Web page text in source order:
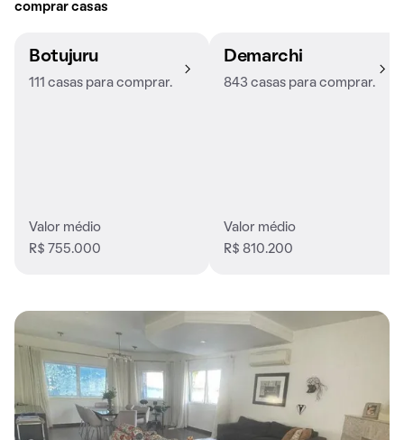
comprar casas
Botujuru
111 casas para comprar.
Valor médio
R$ 755.000
Demarchi
843 casas para comprar.
Valor médio
R$ 810.200